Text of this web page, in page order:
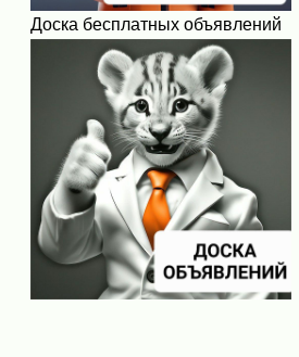
Доска бесплатных объявлений